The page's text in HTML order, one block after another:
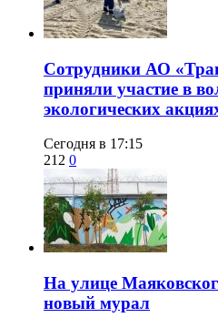
Сотрудники АО
приняли участие в
экологических
Сегодня в 17:15
212 0
​На улице
новый мурал